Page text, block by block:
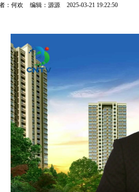
：何欢 编辑：源源 2025-03-21 19:22:50